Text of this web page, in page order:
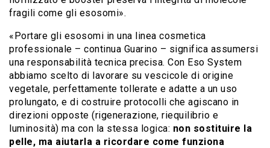
fragili come gli esosomi».
«Portare gli esosomi in una linea cosmetica
professionale – continua Guarino – significa assumersi
una responsabilità tecnica precisa. Con Eso System
abbiamo scelto di lavorare su vescicole di origine
vegetale, perfettamente tollerate e adatte a un uso
prolungato, e di costruire protocolli che agiscano in
direzioni opposte (rigenerazione, riequilibrio e
luminosità) ma con la stessa logica: non sostituire la
pelle, ma aiutarla a ricordare come funziona